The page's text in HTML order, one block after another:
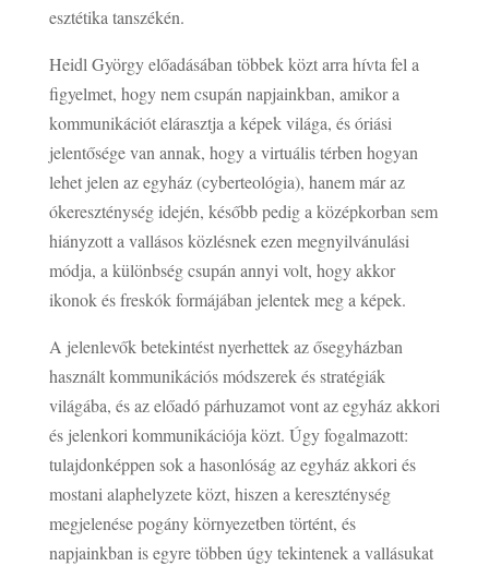
esztétika tanszékén.
Heidl György előadásában többek közt arra hívta fel a
figyelmet, hogy nem csupán napjainkban, amikor a
kommunikációt elárasztja a képek világa, és óriási
jelentősége van annak, hogy a virtuális térben hogyan
lehet jelen az egyház (cyberteológia), hanem már az
ókereszténység idején, később pedig a középkorban sem
hiányzott a vallásos közlésnek ezen megnyilvánulási
módja, a különbség csupán annyi volt, hogy akkor
ikonok és freskók formájában jelentek meg a képek.
A jelenlevők betekintést nyerhettek az ősegyházban
használt kommunikációs módszerek és stratégiák
világába, és az előadó párhuzamot vont az egyház akkori
és jelenkori kommunikációja közt. Úgy fogalmazott:
tulajdonképpen sok a hasonlóság az egyház akkori és
mostani alaphelyzete közt, hiszen a kereszténység
megjelenése pogány környezetben történt, és
napjainkban is egyre többen úgy tekintenek a vallásukat